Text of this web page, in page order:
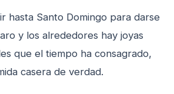
hasta Santo Domingo para darse
y los alrededores hay joyas
que el tiempo ha consagrado,
casera de verdad.